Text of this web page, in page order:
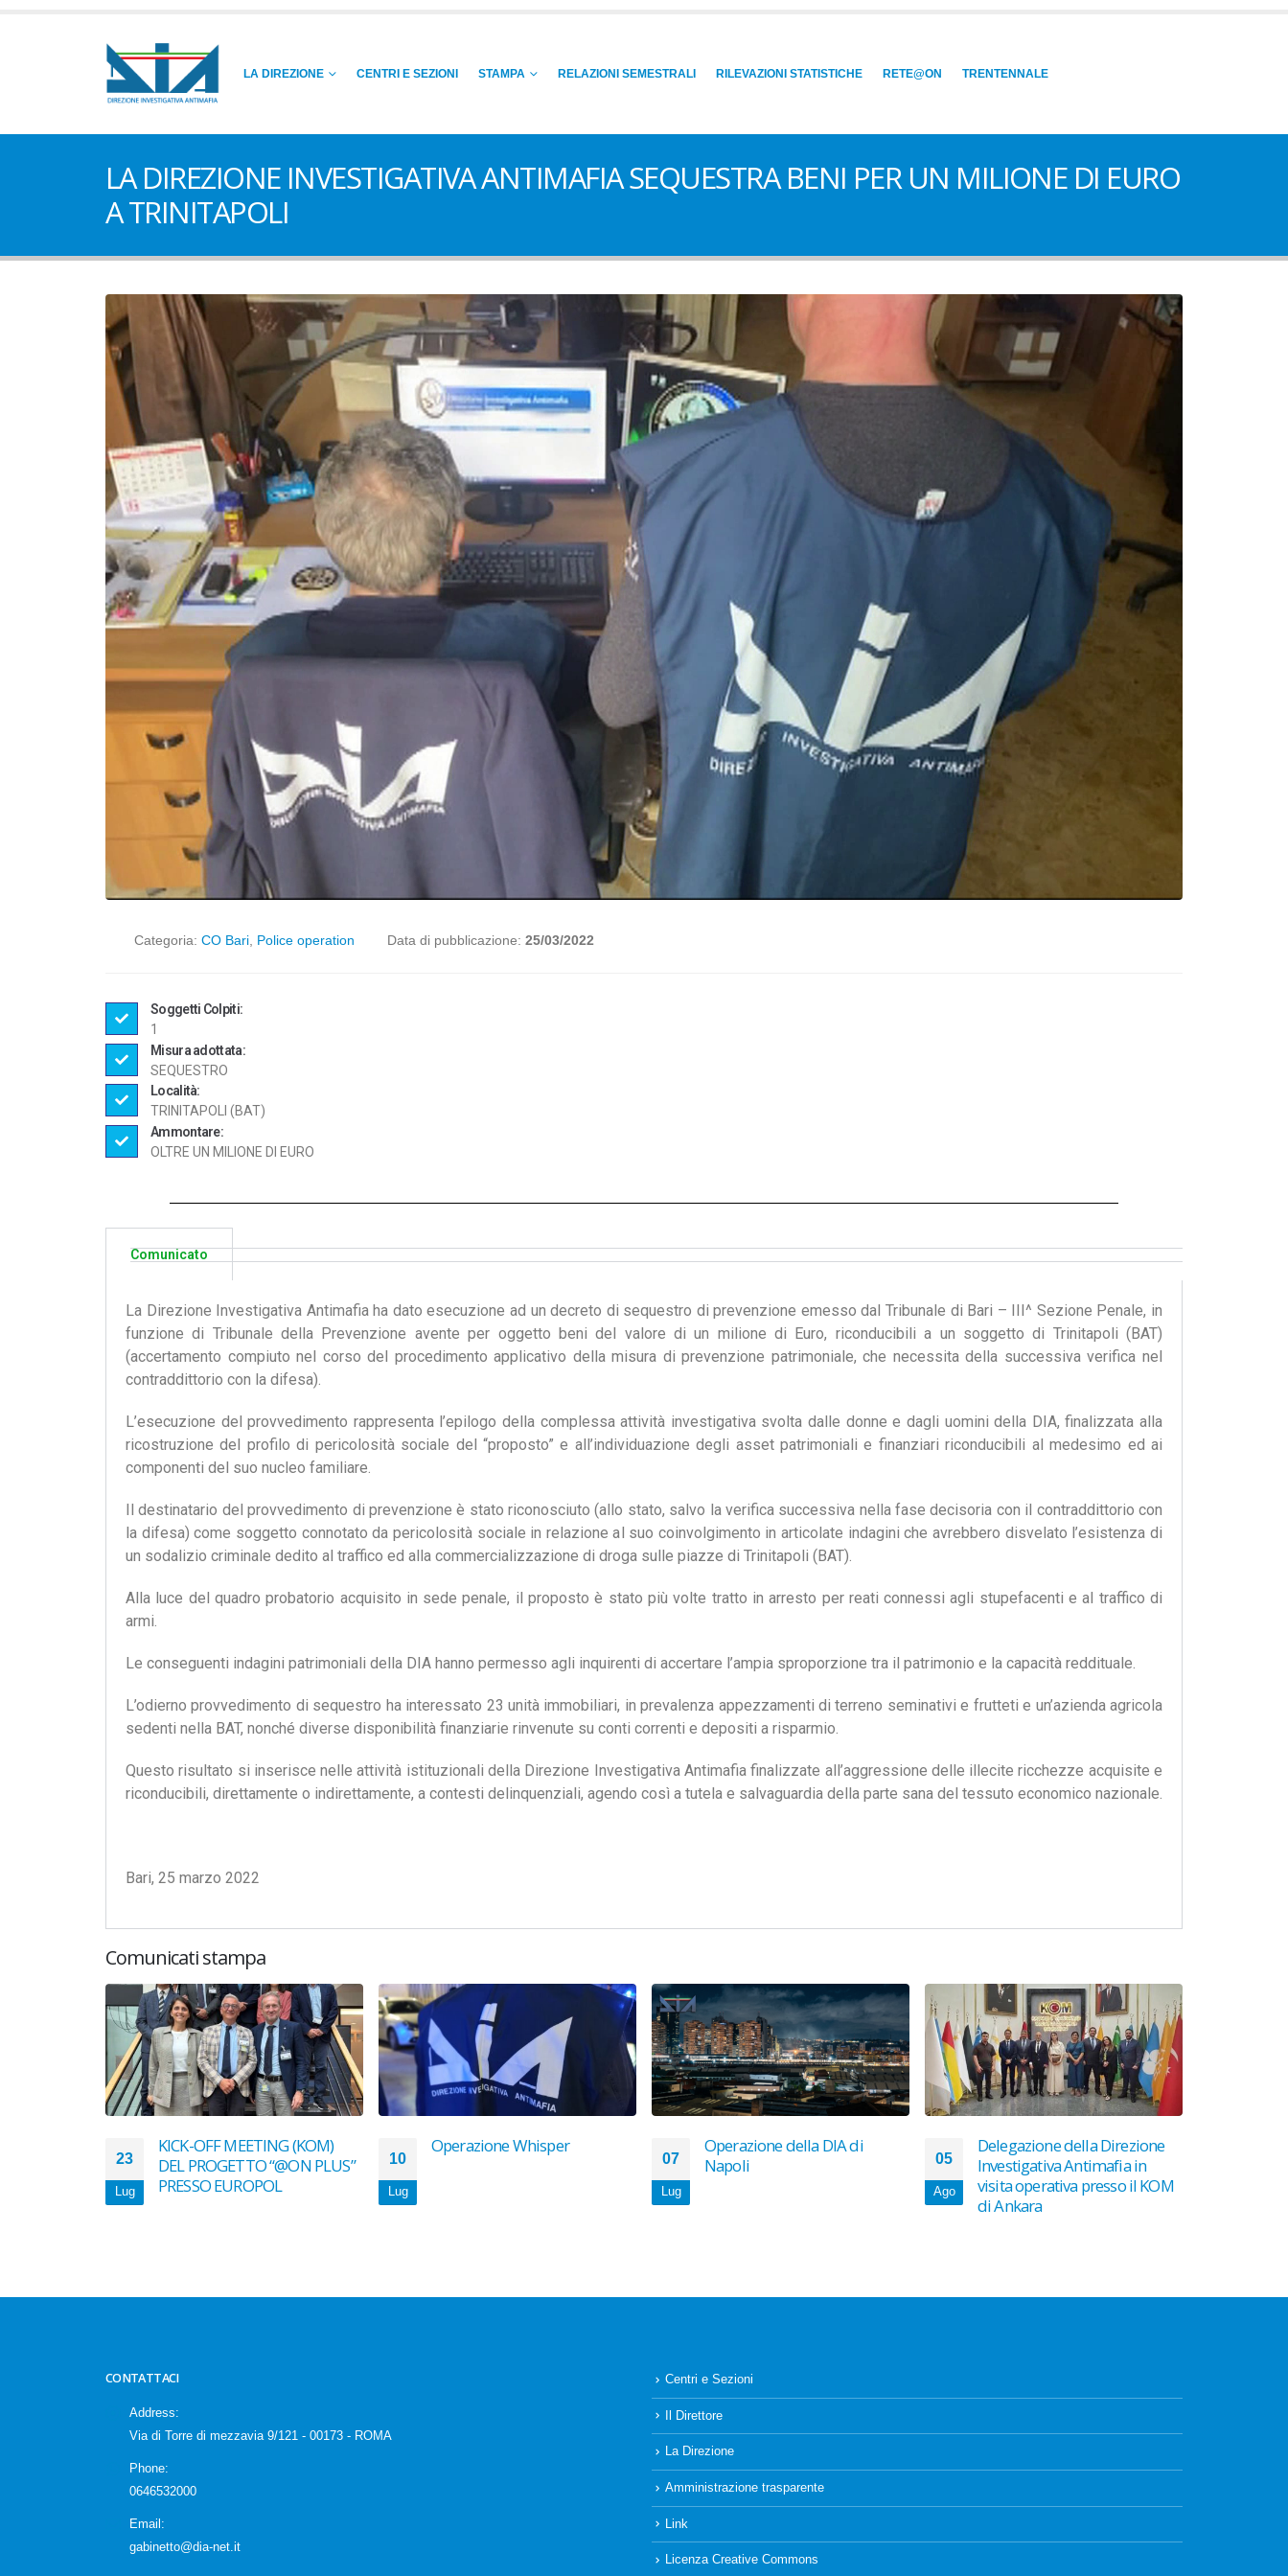
LA DIREZIONE CENTRI E SEZIONI STAMPA RELAZIONI SEMESTRALI RILEVAZIONI STATISTICHE RETE@ON TRENTENNALE
LA DIREZIONE INVESTIGATIVA ANTIMAFIA SEQUESTRA BENI PER UN MILIONE DI EURO
A TRINITAPOLI
Categoria: CO Bari Police operation Data di pubblicazione: 25/03/2022
Soggetti Colpiti:
1
Misura adottata:
SEQUESTRO
Località:
TRINITAPOLI (BAT)
Ammontare:
OLTRE UN MILIONE DI EURO
Comunicato
La Direzione Investigativa Antimafia ha dato esecuzione ad un decreto di sequestro di prevenzione emesso dal Tribunale di Bari – III^ Sezione Penale, in
funzione di Tribunale della Prevenzione avente per oggetto beni del valore di un milione di Euro, riconducibili a un soggetto di Trinitapoli (BAT)
(accertamento compiuto nel corso del procedimento applicativo della misura di prevenzione patrimoniale, che necessita della successiva verifica nel
contraddittorio con la difesa).
L’esecuzione del provvedimento rappresenta l’epilogo della complessa attività investigativa svolta dalle donne e dagli uomini della DIA, finalizzata alla
ricostruzione del profilo di pericolosità sociale del “proposto” e all’individuazione degli asset patrimoniali e finanziari riconducibili al medesimo ed ai
componenti del suo nucleo familiare.
Il destinatario del provvedimento di prevenzione è stato riconosciuto (allo stato, salvo la verifica successiva nella fase decisoria con il contraddittorio con
la difesa) come soggetto connotato da pericolosità sociale in relazione al suo coinvolgimento in articolate indagini che avrebbero disvelato l’esistenza di
un sodalizio criminale dedito al traffico ed alla commercializzazione di droga sulle piazze di Trinitapoli (BAT).
Alla luce del quadro probatorio acquisito in sede penale, il proposto è stato più volte tratto in arresto per reati connessi agli stupefacenti e al traffico di
armi.
Le conseguenti indagini patrimoniali della DIA hanno permesso agli inquirenti di accertare l’ampia sproporzione tra il patrimonio e la capacità reddituale.
L’odierno provvedimento di sequestro ha interessato 23 unità immobiliari, in prevalenza appezzamenti di terreno seminativi e frutteti e un’azienda agricola
sedenti nella BAT, nonché diverse disponibilità finanziarie rinvenute su conti correnti e depositi a risparmio.
Questo risultato si inserisce nelle attività istituzionali della Direzione Investigativa Antimafia finalizzate all’aggressione delle illecite ricchezze acquisite e
riconducibili, direttamente o indirettamente, a contesti delinquenziali, agendo così a tutela e salvaguardia della parte sana del tessuto economico nazionale.
Bari, 25 marzo 2022
Comunicati stampa
23
Lug
KICK-OFF MEETING (KOM)
DEL PROGETTO “@ON PLUS”
PRESSO EUROPOL
10
Lug
Operazione Whisper
07
Lug
Operazione della DIA di
Napoli
05
Ago
Delegazione della Direzione
Investigativa Antimafia in
visita operativa presso il KOM
di Ankara
CONTATTACI
Address:
Via di Torre di mezzavia 9/121 - 00173 - ROMA
Phone:
0646532000
Email:
gabinetto@dia-net.it
Centri e Sezioni
Il Direttore
La Direzione
Amministrazione trasparente
Link
Licenza Creative Commons